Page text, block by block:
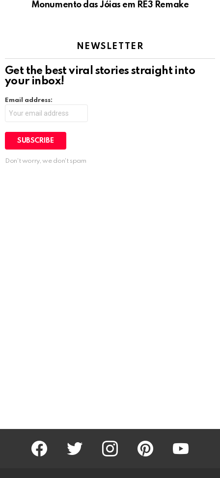
Monumento das Jóias em RE3 Remake
NEWSLETTER
Get the best viral stories straight into
your inbox!
Email address:
Don't worry, we don't spam
facebook twitter instagram pinterest youtube